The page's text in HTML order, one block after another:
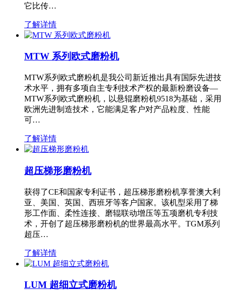
它比传…
了解详情
MTW 系列欧式磨粉机
MTW系列欧式磨粉机是我公司新近推出具有国际先进技
术水平，拥有多项自主专利技术产权的最新粉磨设备—
MTW系列欧式磨粉机，以悬辊磨粉机9518为基础，采用
欧洲先进制造技术，它能满足客户对产品粒度、性能
可…
了解详情
超压梯形磨粉机
获得了CE和国家专利证书，超压梯形磨粉机享誉澳大利
亚、美国、英国、西班牙等客户国家。该机型采用了梯
形工作面、柔性连接、磨辊联动增压等五项磨机专利技
术，开创了超压梯形磨粉机的世界最高水平。TGM系列
超压…
了解详情
LUM 超细立式磨粉机